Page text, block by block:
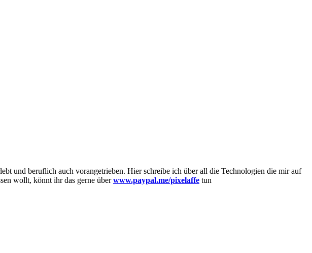
und beruflich auch vorangetrieben. Hier schreibe ich über all die Technologien die mir auf
wollt, könnt ihr das gerne überwww.paypal.me/pixelaffe tun